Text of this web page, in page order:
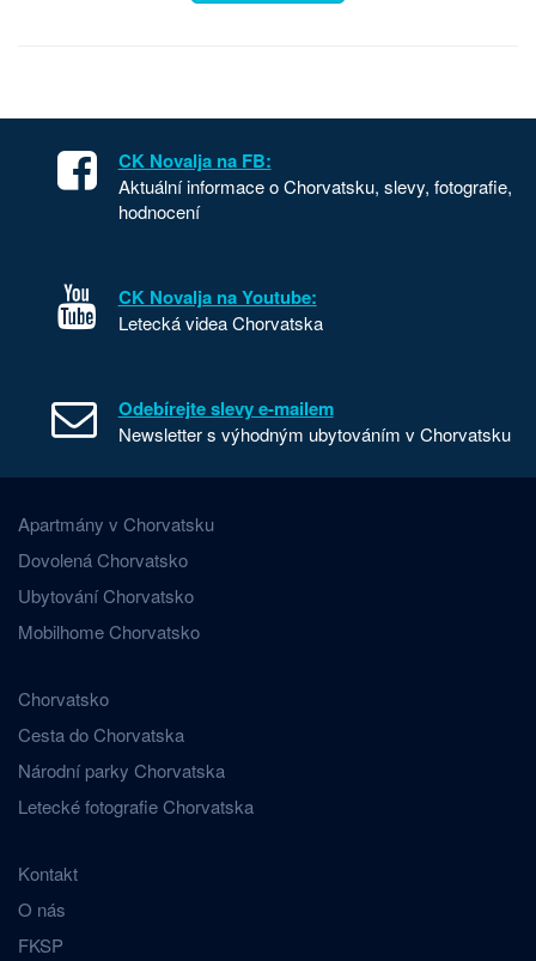
CK Novalja na FB:
Aktuální informace o Chorvatsku, slevy, fotografie,
hodnocení
CK Novalja na Youtube:
Letecká videa Chorvatska
Odebírejte slevy e-mailem
Newsletter s výhodným ubytováním v Chorvatsku
Apartmány v Chorvatsku
Dovolená Chorvatsko
Ubytování Chorvatsko
Mobilhome Chorvatsko
Chorvatsko
Cesta do Chorvatska
Národní parky Chorvatska
Letecké fotografie Chorvatska
Kontakt
O nás
FKSP